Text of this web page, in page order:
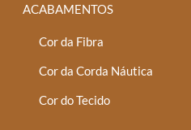
ACABAMENTOS
Cor da Fibra
Cor da Corda Náutica
Cor do Tecido